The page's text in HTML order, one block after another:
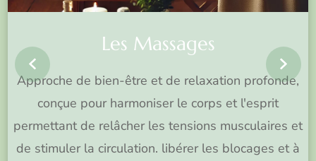
Les Massages
Approche de bien-être et de relaxation profonde,
conçue pour harmoniser le corps et l'esprit
permettant de relâcher les tensions musculaires et
de stimuler la circulation. libérer les blocages et à